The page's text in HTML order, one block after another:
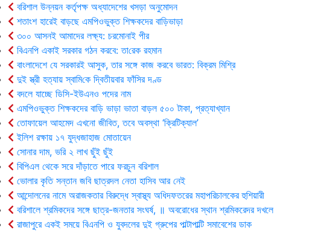
বরিশাল উন্নয়ন কর্তৃপক্ষ অধ্যাদেশের খসড়া অনুমোদন
শতাংশ হারেই বাড়ছে এমপিওভুক্ত শিক্ষকদের বাড়িভাড়া
৩০০ আসনই আমাদের লক্ষ্য: চরমোনাই পীর
বিএনপি একাই সরকার গঠন করবে: তা‌রেক রহমান
বাংলাদেশে যে সরকারই আসুক, তার সঙ্গে কাজ করবে ভারত: বিক্রম মিশ্রি
দুই স্ত্রী হত্যায় স্বা‌মি‌কে দ্বিতীয়বার ফাঁসির দণ্ড
বদলে যাচ্ছে ডিসি-ইউএনও পদের নাম
এমপিওভুক্ত শিক্ষকদের বাড়ি ভাড়া ভাতা বাড়ল ৫০০ টাকা, প্রত্যাখ্যান
তোফায়েল আহমেদ এখনো জীবিত, তবে অবস্থা ‘ক্রিটিক্যাল’
ইলিশ রক্ষায় ১৭ যুদ্ধজাহাজ মোতায়েন
সোনার দাম, ভরি ২ লাখ ছুঁই ছুঁই
বিপিএল থেকে সরে দাঁড়াতে পারে ফরচুন বরিশাল
ভোলার কৃ‌তি সন্তান জবি ছাত্রদল নেতা হাসিব আর নেই
আন্দোলনের নামে অরাজকতার বিরুদ্ধে স্বাস্থ্য অধিদফতরের মহাপরিচালকের হুশিয়ারী
বরিশালে শ্রমিকদের সঙ্গে ছাত্র-জনতার সংঘর্ষ, ॥ অবরোধের স্থান শ্রমিকরেদর দখলে
রাজাপুরে একই সময়ে বিএনপি ও যুবদলের দুই গ্রুপের পাল্টাপাল্টি সমাবেশের ডাক